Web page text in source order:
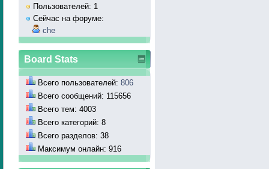
Пользователей: 1
Сейчас на форуме:
che
Board Stats
Всего пользователей: 806
Всего сообщений: 115656
Всего тем: 4003
Всего категорий: 8
Всего разделов: 38
Максимум онлайн: 916